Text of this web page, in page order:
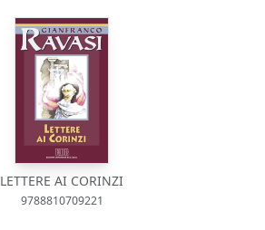
LETTERE AI CORINZI
9788810709221